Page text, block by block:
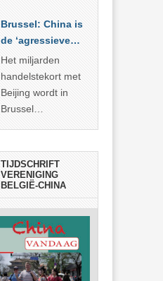
realiteit in China?
Brussel: China is
de ‘agressieve
schuldige’
Het miljarden
handelstekort met
Beijing wordt in
Brussel
economische
agressie. In
werkelijkheid
verhult die
spectaculaire
rekensom vooral
de industriële
achterstand die
TIJDSCHRIFT
VERENIGING
BELGIË-CHINA